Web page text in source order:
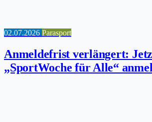
02.07.2026 Parasport
Anmeldefrist verlängert:
„SportWoche für Alle“